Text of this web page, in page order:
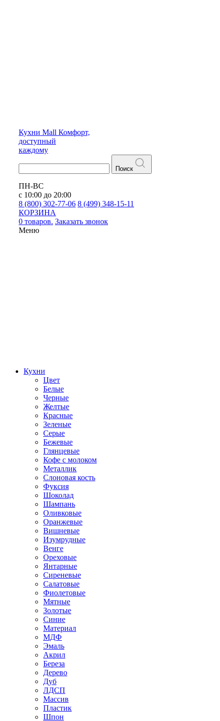
Кухни Mall Комфорт,
доступный
каждому
Поиск
ПН-ВС
с 10:00 до 20:00
8 (800) 302-77-06 8 (499) 348-15-11
КОРЗИНА
0 товаров. Заказать звонок
Меню
Кухни
Цвет
Белые
Черные
Желтые
Красные
Зеленые
Серые
Бежевые
Глянцевые
Кофе с молоком
Металлик
Слоновая кость
Фуксия
Шоколад
Шампань
Оливковые
Оранжевые
Вишневые
Изумрудные
Венге
Ореховые
Янтарные
Сиреневые
Салатовые
Фиолетовые
Мятные
Золотые
Синие
Материал
МДФ
Эмаль
Акрил
Береза
Дерево
Дуб
ЛДСП
Массив
Пластик
Шпон